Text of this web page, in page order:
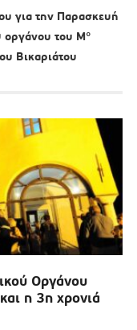
για την Παρασκευή
οργάνου του M°
Βικαριάτου
Οργάνου
η 3η χρονιά